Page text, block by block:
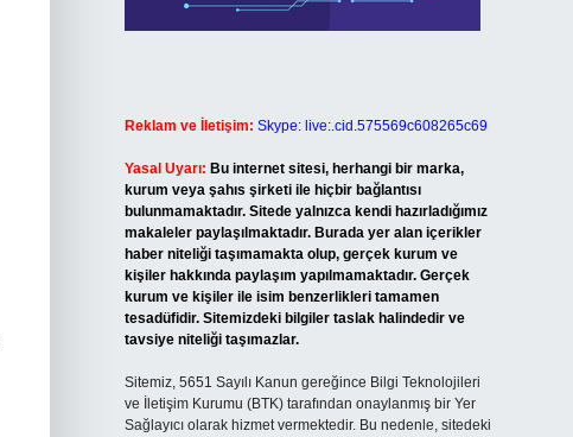
Reklam ve İletişim: Skype: live:.cid.575569c608265c69
Yasal Uyarı: Bu internet sitesi, herhangi bir marka,
kurum veya şahıs şirketi ile hiçbir bağlantısı
bulunmamaktadır. Sitede yalnızca kendi hazırladığımız
makaleler paylaşılmaktadır. Burada yer alan içerikler
haber niteliği taşımamakta olup, gerçek kurum ve
kişiler hakkında paylaşım yapılmamaktadır. Gerçek
kurum ve kişiler ile isim benzerlikleri tamamen
tesadüfidir. Sitemizdeki bilgiler taslak halindedir ve
tavsiye niteliği taşımazlar.
Sitemiz, 5651 Sayılı Kanun gereğince Bilgi Teknolojileri
ve İletişim Kurumu (BTK) tarafından onaylanmış bir Yer
Sağlayıcı olarak hizmet vermektedir. Bu nedenle, sitedeki